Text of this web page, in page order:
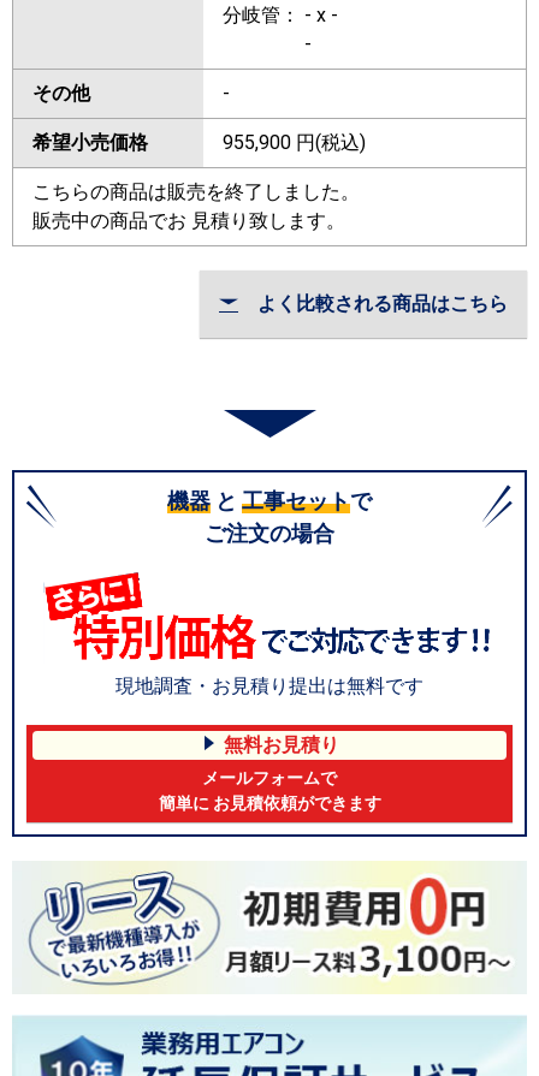
分岐管： - x -
-
その他 -
希望小売価格 955,900 円(税込)
こちらの商品は販売を終了しました。
販売中の商品でお 見積り致します。
よく比較される商品はこちら
機器 と 工事セットで
ご注文の場合
現地調査・お見積り提出は無料です
無料お見積り
メールフォームで
簡単に お見積依頼ができます